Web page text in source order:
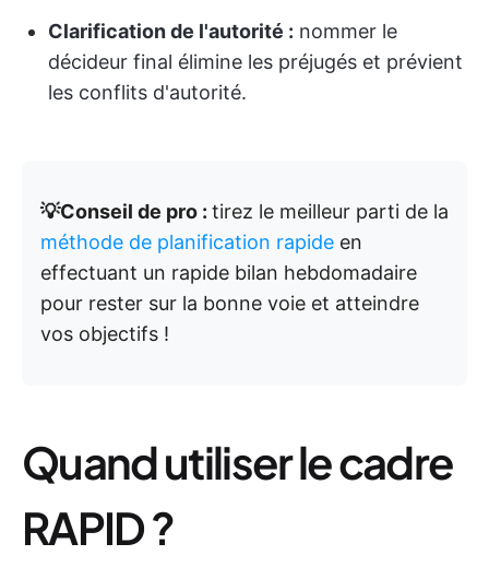
Clarification de l'autorité : nommer le
décideur final élimine les préjugés et prévient
les conflits d'autorité.
💡Conseil de pro : tirez le meilleur parti de la
méthode de planification rapide en
effectuant un rapide bilan hebdomadaire
pour rester sur la bonne voie et atteindre
vos objectifs !
Quand utiliser le cadre
RAPID ?